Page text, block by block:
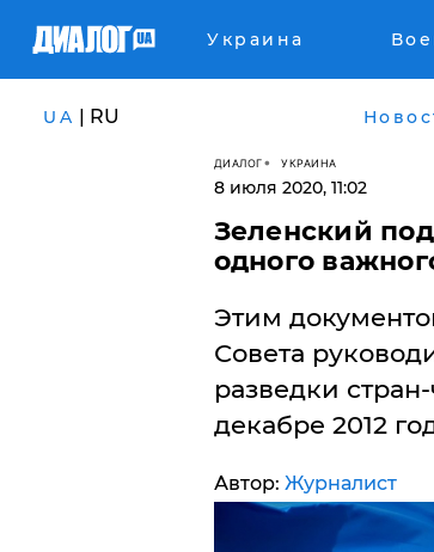
Украина
UA | RU
ДИАЛОГ УКРАИНА
8 июля 2020, 11:02
Зеленский
одного
Этим
Совета
разведки
декабре 2012
Автор: Журналист